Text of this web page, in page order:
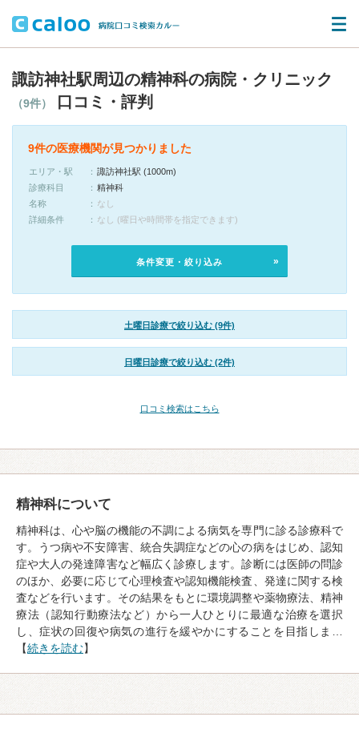
諏訪神社駅周辺の精神科の病院・クリニック
（9件） 口コミ・評判
9件の医療機関が見つかりました
エリア・駅
諏訪神社駅 (1000m)
診療科目
精神科
名称
なし
詳細条件
なし (曜日や時間帯を指定できます)
条件変更・絞り込み
土曜日診療で絞り込む (9件)
日曜日診療で絞り込む (2件)
口コミ検索はこちら
精神科について
精神科は、心や脳の機能の不調による病気を専門に診る診療科で
す。うつ病や不安障害、統合失調症などの心の病をはじめ、認知
症や大人の発達障害など幅広く診療します。診断には医師の問診
のほか、必要に応じて心理検査や認知機能検査、発達に関する検
査などを行います。その結果をもとに環境調整や薬物療法、精神
療法（認知行動療法など）から一人ひとりに最適な治療を選択
し、症状の回復や病気の進行を緩やかにすることを目指しま…
【続きを読む】